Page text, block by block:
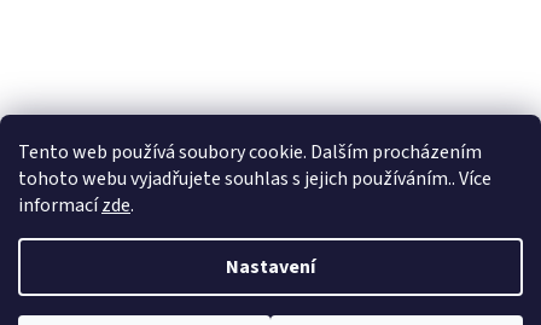
Tento web používá soubory cookie. Dalším procházením
tohoto webu vyjadřujete souhlas s jejich používáním.. Více
informacízde.
Nastavení
Nastavil tým EshopyUmíme.cz